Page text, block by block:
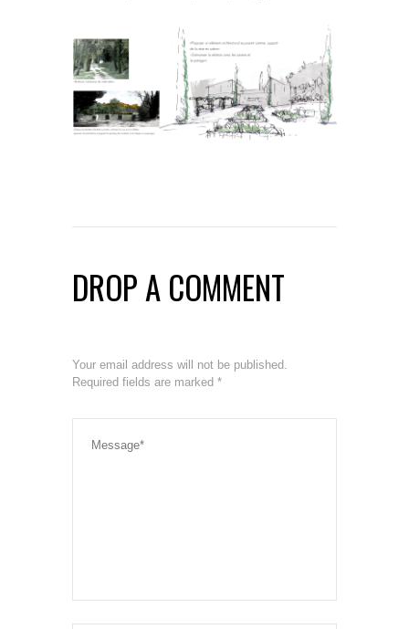
DROP A COMMENT
Your email address will not be published.
Required fields are marked *